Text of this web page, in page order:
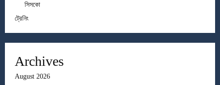
সিসকো
ট্রেনিং
Archives
August 2026